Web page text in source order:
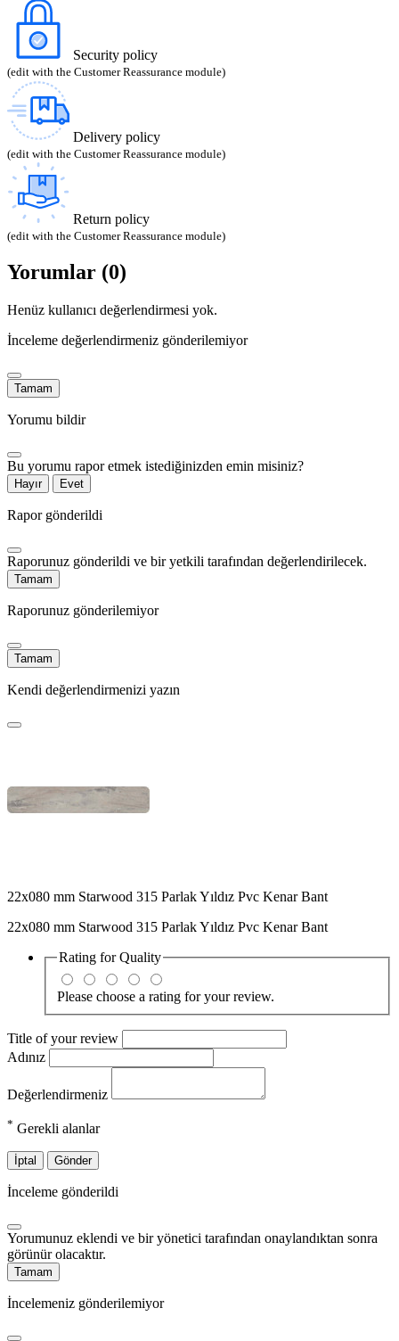
Security policy
(edit with the Customer Reassurance module)
Delivery policy
(edit with the Customer Reassurance module)
Return policy
(edit with the Customer Reassurance module)
Yorumlar (0)
Henüz kullanıcı değerlendirmesi yok.
İnceleme değerlendirmeniz gönderilemiyor
Tamam
Yorumu bildir
Bu yorumu rapor etmek istediğinizden emin misiniz?
Hayır Evet
Rapor gönderildi
Raporunuz gönderildi ve bir yetkili tarafından değerlendirilecek.
Tamam
Raporunuz gönderilemiyor
Tamam
Kendi değerlendirmenizi yazın
22x080 mm Starwood 315 Parlak Yıldız Pvc Kenar Bant
22x080 mm Starwood 315 Parlak Yıldız Pvc Kenar Bant
Rating forQuality
Please choose a rating for your review.
Title of your review
Adınız
Değerlendirmeniz
* Gerekli alanlar
İptal Gönder
İnceleme gönderildi
Yorumunuz eklendi ve bir yönetici tarafından onaylandıktan sonra
görünür olacaktır.
Tamam
İncelemeniz gönderilemiyor